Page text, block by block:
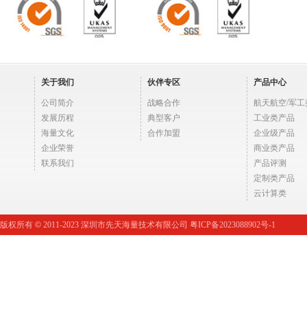
关于我们
公司简介
发展历程
海量文化
企业荣誉
联系我们
伙伴专区
战略合作
典型客户
合作加盟
产品中心
航天航空/军工
工业类产品
企业级产品
商业类产品
产品评测
定制类产品
云计算类
版权所有 © 2011-2023 深圳市先天海量技术有限公司 粤ICP备2023088902号-1